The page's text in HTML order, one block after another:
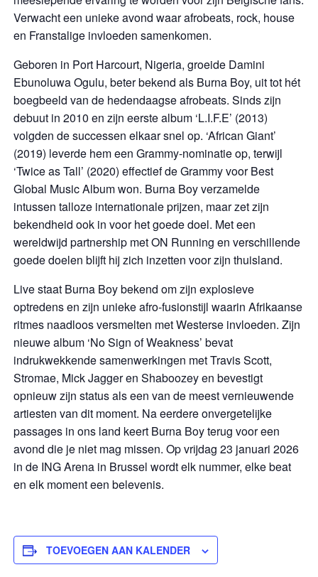
Verwacht een unieke avond waar afrobeats, rock, house
en Franstalige invloeden samenkomen.
Geboren in Port Harcourt, Nigeria, groeide Damini
Ebunoluwa Ogulu, beter bekend als Burna Boy, uit tot hét
boegbeeld van de hedendaagse afrobeats. Sinds zijn
debuut in 2010 en zijn eerste album ‘L.I.F.E’ (2013)
volgden de successen elkaar snel op. ‘African Giant’
(2019) leverde hem een Grammy-nominatie op, terwijl
‘Twice as Tall’ (2020) effectief de Grammy voor Best
Global Music Album won. Burna Boy verzamelde
intussen talloze internationale prijzen, maar zet zijn
bekendheid ook in voor het goede doel. Met een
wereldwijd partnership met ON Running en verschillende
goede doelen blijft hij zich inzetten voor zijn thuisland.
Live staat Burna Boy bekend om zijn explosieve
optredens en zijn unieke afro-fusionstijl waarin Afrikaanse
ritmes naadloos versmelten met Westerse invloeden. Zijn
nieuwe album ‘No Sign of Weakness’ bevat
indrukwekkende samenwerkingen met Travis Scott,
Stromae, Mick Jagger en Shaboozey en bevestigt
opnieuw zijn status als een van de meest vernieuwende
artiesten van dit moment. Na eerdere onvergetelijke
passages in ons land keert Burna Boy terug voor een
avond die je niet mag missen. Op vrijdag 23 januari 2026
in de ING Arena in Brussel wordt elk nummer, elke beat
en elk moment een belevenis.
TOEVOEGEN AAN KALENDER